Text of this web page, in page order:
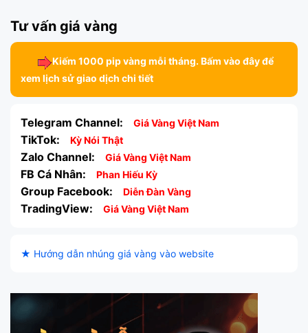
Tư vấn giá vàng
Kiếm 1000 pip vàng mỗi tháng. Bấm vào đây để
xem lịch sử giao dịch chi tiết
Telegram Channel: Giá Vàng Việt Nam
TikTok: Kỳ Nói Thật
Zalo Channel: Giá Vàng Việt Nam
FB Cá Nhân: Phan Hiếu Kỳ
Group Facebook: Diễn Đàn Vàng
TradingView: Giá Vàng Việt Nam
★ Hướng dẫn nhúng giá vàng vào website